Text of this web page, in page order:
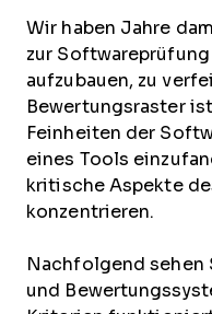
Wir haben Jahre
zur
aufzubauen, zu
Bewertungsraster
Feinheiten der
eines Tools
kritische Aspekte
konzentrieren.
Nachfolgend sehen
und